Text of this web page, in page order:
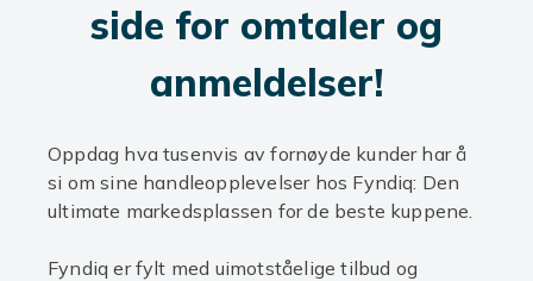
side for omtaler og
anmeldelser!
Oppdag hva tusenvis av fornøyde kunder har å
si om sine handleopplevelser hos Fyndiq: Den
ultimate markedsplassen for de beste kuppene.
Fyndiq er fylt med uimotståelige tilbud og